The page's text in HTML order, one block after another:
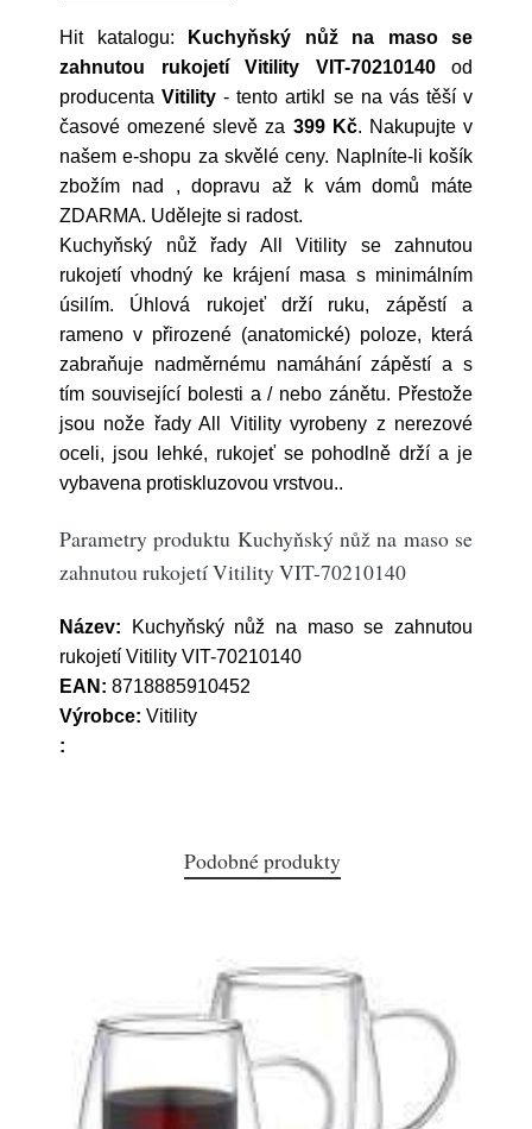
Hit katalogu:
Kuchyňský nůž na maso se
zahnutou rukojetí Vitility VIT-70210140od
producentaVitility - tento artikl se na vás těší v
časové omezené slevě za 399 Kč. Nakupujte v
našem e-shopu za skvělé ceny. Naplníte-li košík
zbožím nad , dopravu až k vám domů máte
ZDARMA. Udělejte si radost.
Kuchyňský nůž řady All Vitility se zahnutou
rukojetí vhodný ke krájení masa s minimálním
úsilím. Úhlová rukojeť drží ruku, zápěstí a
rameno v přirozené (anatomické) poloze, která
zabraňuje nadměrnému namáhání zápěstí a s
tím související bolesti a / nebo zánětu. Přestože
jsou nože řady All Vitility vyrobeny z nerezové
oceli, jsou lehké, rukojeť se pohodlně drží a je
vybavena protiskluzovou vrstvou..
Parametry produktu Kuchyňský nůž na maso se
zahnutou rukojetí Vitility VIT-70210140
Název: Kuchyňský nůž na maso se zahnutou
rukojetí Vitility VIT-70210140
EAN: 8718885910452
Výrobce: Vitility
:
Podobné produkty